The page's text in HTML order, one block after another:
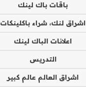
باقات باك لينك
اشراق لنك، شراء باكلينكات
اعلانات الباك لينك
التدريس
اشراق العالم عالم كبير